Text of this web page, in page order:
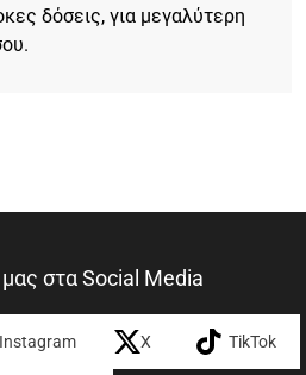
δόσεις, για μεγαλύτερη
στα Social Media
Instagram X TikTok